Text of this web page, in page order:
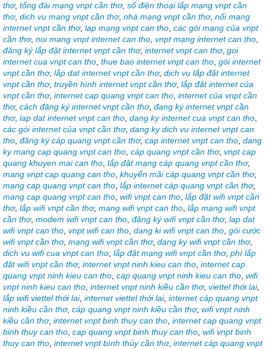
thơ, tổng đài mạng vnpt cần thơ, số điện thoại lắp mạng vnpt cần
thơ, dich vu mang vnpt cần thơ, nhà mạng vnpt cần thơ, nối mạng
internet vnpt cần thơ, lap mạng vnpt can tho các gói mạng của vnpt
cần thơ, noi mang vnpt internet can tho vnpt mạng internet can tho
đăng ký lắp đặt internet vnpt cần thơ, internet vnpt can thơ, goi
internet cua vnpt can tho thue bao internet vnpt can tho gói internet
vnpt cần thơ, lắp dat internet vnpt cần thơ, dịch vụ lắp đặt internet
vnpt cần thơ, truyền hình internet vnpt cần thơ, lắp đặt internet của
vnpt cần thơ, internet cap quang vnpt can tho internet của vnpt cần
thơ, cách đăng ký internet vnpt cần thơ, đang ký internet vnpt cần
thơ, lap dat internet vnpt can tho dang ky internet cua vnpt can tho
các gói internet của vnpt cần thơ, dang ky dich vu internet vnpt can
tho đăng ký cáp quang vnpt cần thơ, cap internet vnpt can tho dang
ky mang cap quang vnpt can tho cáp quang vnpt cần thơ, vnpt cap
quang khuyen mai can tho lắp đặt mạng cáp quang vnpt cần thơ,
mang vnpt cap quang can tho khuyến mãi cáp quang vnpt cần thơ,
mạng cap quang vnpt can tho lắp internet cáp quang vnpt cần thơ,
mang cap quang vnpt can tho wifi vnpt can tho lắp đặt wifi vnpt cần
thơ, lắp wifi vnpt cần thơ, mang wifi vnpt can tho lắp mạng wifi vnpt
cần thơ, modem wifi vnpt can tho đăng ký wifi vnpt cần thơ, lap dat
wifi vnpt can tho vnpt wifi can tho dang ki wifi vnpt can tho gói cước
wifi vnpt cần thơ, mạng wifi vnpt cần thơ, dang ky wifi vnpt cần thơ,
dich vu wifi cua vnpt can tho lắp đặt mạng wifi vnpt cần thơ, phí lắp
đặt wifi vnpt cần thơ, internet vnpt ninh kieu can tho internet cap
quang vnpt ninh kieu can tho cap quang vnpt ninh kieu can tho wifi
vnpt ninh kieu can tho internet vnpt ninh kiều cần thơ, viettel thới lai,
lắp wifi viettel thới lai, internet viettel thới lai, internet cáp quang vnpt
ninh kiều cần thơ, cáp quang vnpt ninh kiều cần thơ, wifi vnpt ninh
kiều cần thơ, internet vnpt binh thuy can tho internet cap quang vnpt
binh thuy can tho cap quang vnpt binh thuy can tho wifi vnpt binh
thuy can tho internet vnpt bình thủy cần thơ, internet cáp quang vnpt